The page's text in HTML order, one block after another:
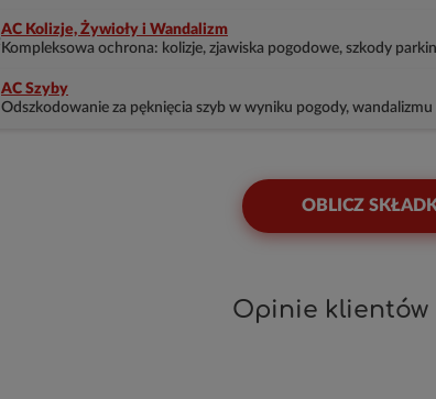
AC Kolizje, Żywioły i Wandalizm
Kompleksowa ochrona: kolizje, zjawiska pogodowe, szkody
AC Szyby
Odszkodowanie za pęknięcia szyb w wyniku pogody,
OBLICZ
Opinie klientów